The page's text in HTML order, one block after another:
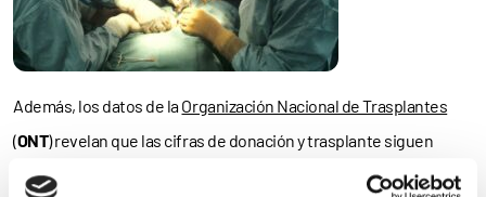
Además, los datos de laOrganización Nacional de Trasplantes
(ONT) revelan que las cifras de donación y trasplante siguen
creciendo en este 2023: en los primeros 74 días del año hasta